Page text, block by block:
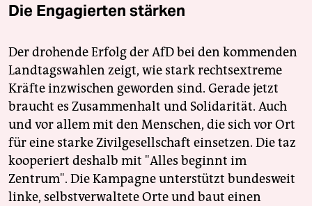
Die Engagierten stärken
Der drohende Erfolg der AfD bei den kommenden
Landtagswahlen zeigt, wie stark rechtsextreme
Kräfte inzwischen geworden sind. Gerade jetzt
braucht es Zusammenhalt und Solidarität. Auch
und vor allem mit den Menschen, die sich vor Ort
für eine starke Zivilgesellschaft einsetzen. Die taz
kooperiert deshalb mit "Alles beginnt im
Zentrum". Die Kampagne unterstützt bundesweit
linke, selbstverwaltete Orte und baut einen